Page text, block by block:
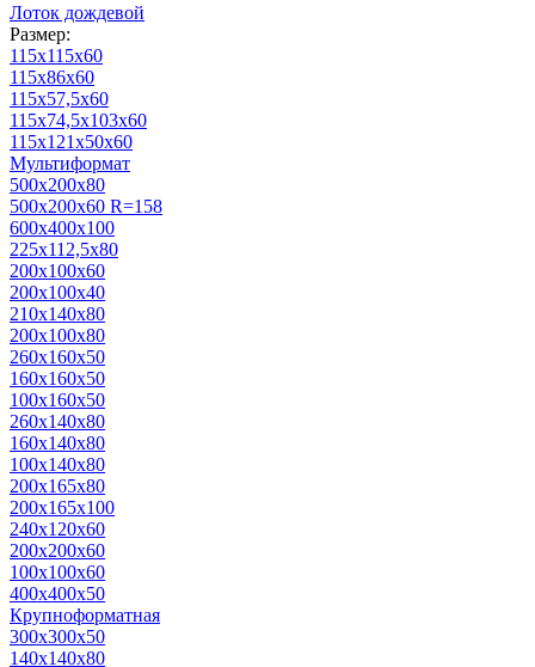
Лоток дождевой
Размер:
115х115х60
115х86х60
115х57,5х60
115х74,5х103х60
115х121х50х60
Мультиформат
500х200х80
500x200x60 R=158
600х400х100
225х112,5х80
200х100х60
200х100х40
210х140х80
200х100х80
260х160х50
160х160х50
100х160х50
260х140х80
160х140х80
100х140х80
200х165х80
200х165х100
240х120х60
200х200х60
100х100х60
400х400х50
Крупноформатная
300х300х50
140х140х80